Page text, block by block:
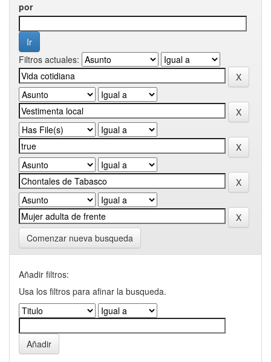
por
Filtros actuales:
Comenzar nueva busqueda
Añadir filtros:
Usa los filtros para afinar la busqueda.